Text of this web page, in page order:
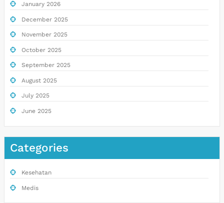
January 2026
December 2025
November 2025
October 2025
September 2025
August 2025
July 2025
June 2025
Categories
Kesehatan
Medis